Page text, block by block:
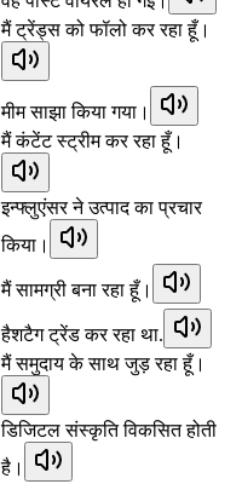
मैं ट्रेंड्स को फॉलो कर रहा हूँ।
मीम साझा किया गया।
मैं कंटेंट स्ट्रीम कर रहा हूँ।
इन्फ्लुएंसर ने उत्पाद का प्रचार
किया।
मैं सामग्री बना रहा हूँ।
हैशटैग ट्रेंड कर रहा था.
मैं समुदाय के साथ जुड़ रहा हूँ।
डिजिटल संस्कृति विकसित होती
है।